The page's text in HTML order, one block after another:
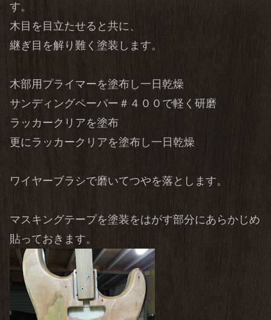
す。
木目を目立たせると共に、
継ぎ目を解り難く塗装します。
木部用プライマーを塗布し一日乾燥
サンディングペーパー＃４００で軽く研磨
ラッカークリアを塗布
更にラッカークリアを塗布し一日乾燥
ワイヤーブラシで磨いてつやを落とします。
マスキングテープを塗装をはがす部分にあらかじめ
貼っておきます。